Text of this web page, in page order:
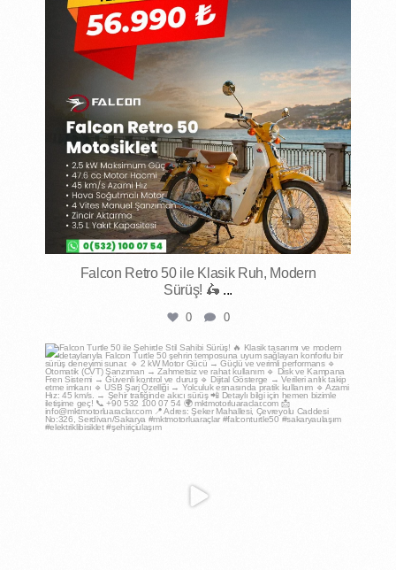
Falcon Retro 50 ile Klasik Ruh, Modern
Sürüş! 🛵 ...
0 0
mktmotorluaraclar
May 1